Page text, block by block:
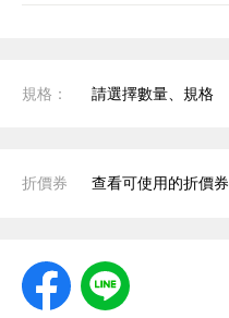
規格： 請選擇數量、規格
折價券 查看可使用的折價券